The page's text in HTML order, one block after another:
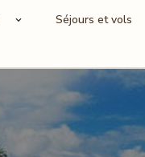
Séjours et vols